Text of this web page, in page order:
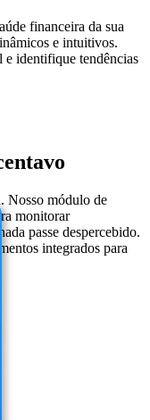
financeira da sua
e intuitivos.
identifique tendências
Nosso módulo de
monitorar
passe despercebido.
integrados para